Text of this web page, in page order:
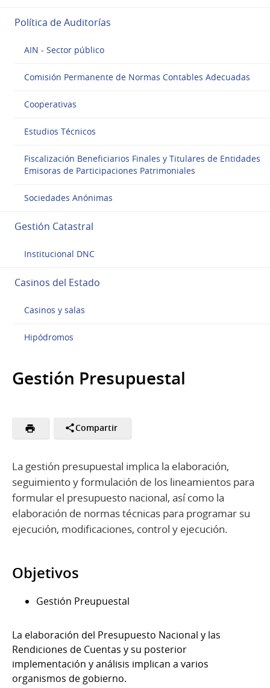
Política de Auditorías
AIN - Sector público
Comisión Permanente de Normas Contables Adecuadas
Cooperativas
Estudios Técnicos
Fiscalización Beneficiarios Finales y Titulares de Entidades
Emisoras de Participaciones Patrimoniales
Sociedades Anónimas
Gestión Catastral
Institucional DNC
Casinos del Estado
Casinos y salas
Hipódromos
Gestión Presupuestal
Compartir
La gestión presupuestal implica la elaboración,
seguimiento y formulación de los lineamientos para
formular el presupuesto nacional, así como la
elaboración de normas técnicas para programar su
ejecución, modificaciones, control y ejecución.
Objetivos
Gestión Preupuestal
La elaboración del Presupuesto Nacional y las
Rendiciones de Cuentas y su posterior
implementación y análisis implican a varios
organismos de gobierno.